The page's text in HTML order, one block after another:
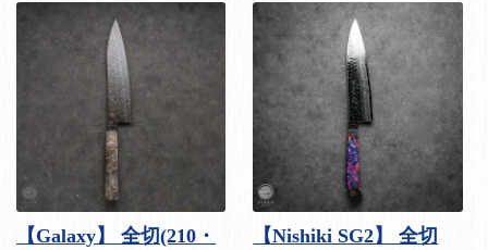
【Galaxy】 全切(210・
【Nishiki SG2】 全切